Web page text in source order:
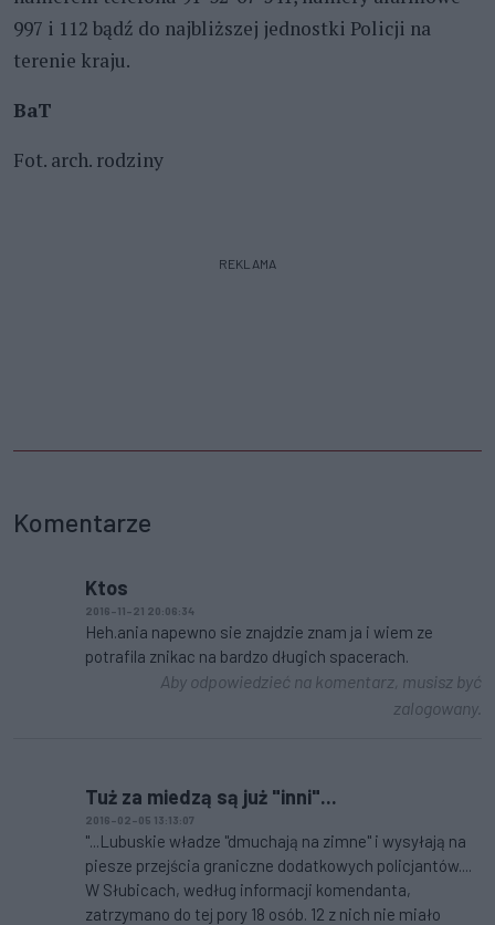
997 i 112 bądź do najbliższej jednostki Policji na
terenie kraju.
BaT
Fot. arch. rodziny
REKLAMA
Komentarze
Ktos
2016-11-21 20:06:34
Heh.ania napewno sie znajdzie znam ja i wiem ze
potrafila znikac na bardzo długich spacerach.
Aby odpowiedzieć na komentarz, musisz być
zalogowany.
Tuż za miedzą są już "inni"...
2016-02-05 13:13:07
"...Lubuskie władze "dmuchają na zimne" i wysyłają na
piesze przejścia graniczne dodatkowych policjantów....
W Słubicach, według informacji komendanta,
zatrzymano do tej pory 18 osób. 12 z nich nie miało